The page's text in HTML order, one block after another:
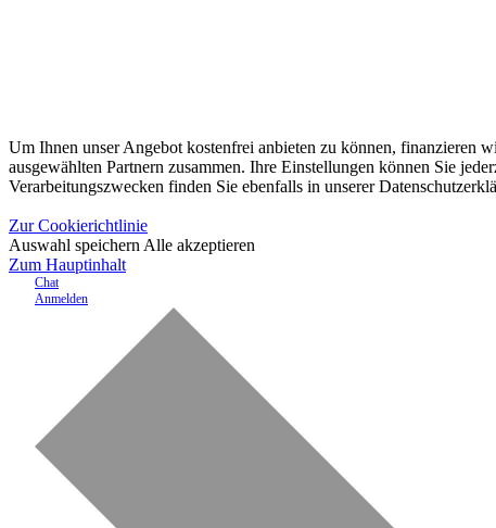
Um Ihnen unser Angebot kostenfrei anbieten zu können, finanzieren
ausgewählten Partnern zusammen. Ihre Einstellungen können Sie
Verarbeitungszwecken finden Sie ebenfalls in unserer
Zur Cookierichtlinie
Auswahl speichern Alle akzeptieren
Zum Hauptinhalt
Chat
Anmelden